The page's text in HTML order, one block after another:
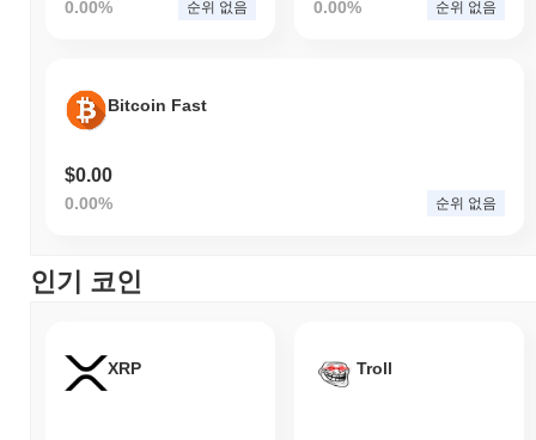
0.00% 순위 없음 0.00% 순위 없음
Bitcoin Fast
$0.00
0.00% 순위 없음
인기 코인
XRP Troll